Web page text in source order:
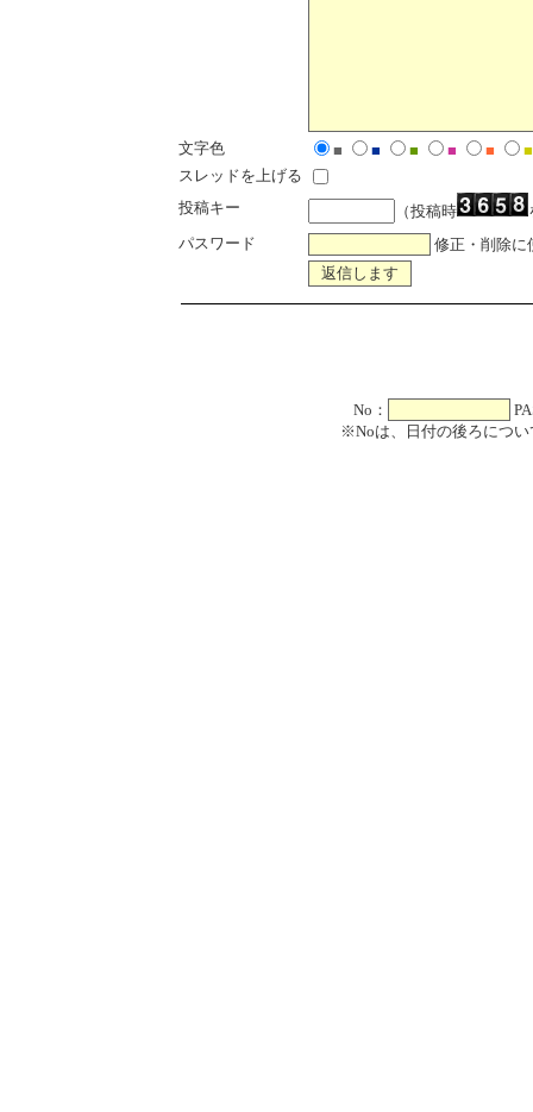
文字色 ■ ■ ■ ■ ■
■
スレッドを上げる
投稿キー
（投稿時
パスワード
修正・削除に
No：
※Noは、日付の後ろにつ